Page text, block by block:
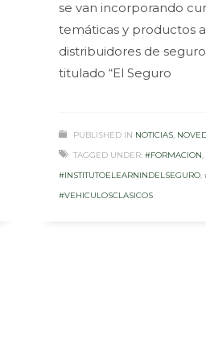
se van incorporando
temáticas y productos
distribuidores de
titulado “El Seguro
PUBLISHED IN NOTICIAS,
TAGGED UNDER: #FORMACION,
#INSTITUTOELEARNINDELSEGURO,
#VEHICULOSCLASICOS